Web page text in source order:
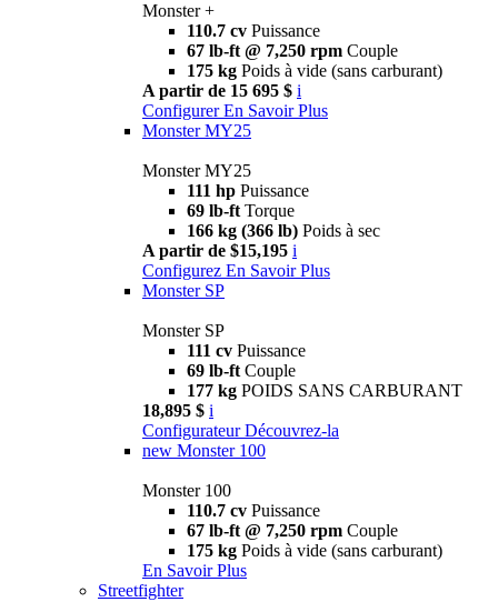
Monster +
110.7 cv Puissance
67 lb-ft @ 7,250 rpm Couple
175 kg Poids à vide (sans carburant)
A partir de 15 695 $ i
Configurer En Savoir Plus
Monster MY25
Monster MY25
111 hp Puissance
69 lb-ft Torque
166 kg (366 lb) Poids à sec
A partir de $15,195 i
Configurez En Savoir Plus
Monster SP
Monster SP
111 cv Puissance
69 lb-ft Couple
177 kg POIDS SANS CARBURANT
18,895 $ i
Configurateur Découvrez-la
new Monster 100
Monster 100
110.7 cv Puissance
67 lb-ft @ 7,250 rpm Couple
175 kg Poids à vide (sans carburant)
En Savoir Plus
Streetfighter